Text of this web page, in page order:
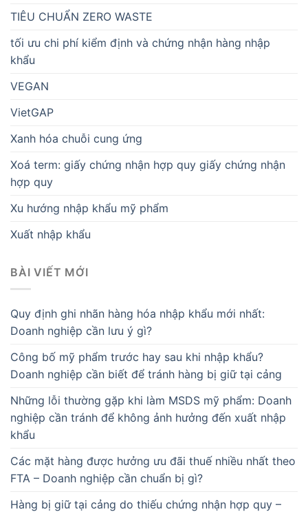
TIÊU CHUẨN ZERO WASTE
tối ưu chi phí kiểm định và chứng nhận hàng nhập
khẩu
VEGAN
VietGAP
Xanh hóa chuỗi cung ứng
Xoá term: giấy chứng nhận hợp quy giấy chứng nhận
hợp quy
Xu hướng nhập khẩu mỹ phẩm
Xuất nhập khẩu
BÀI VIẾT MỚI
Quy định ghi nhãn hàng hóa nhập khẩu mới nhất:
Doanh nghiệp cần lưu ý gì?
Công bố mỹ phẩm trước hay sau khi nhập khẩu?
Doanh nghiệp cần biết để tránh hàng bị giữ tại cảng
Những lỗi thường gặp khi làm MSDS mỹ phẩm: Doanh
nghiệp cần tránh để không ảnh hưởng đến xuất nhập
khẩu
Các mặt hàng được hưởng ưu đãi thuế nhiều nhất theo
FTA – Doanh nghiệp cần chuẩn bị gì?
Hàng bị giữ tại cảng do thiếu chứng nhận hợp quy –